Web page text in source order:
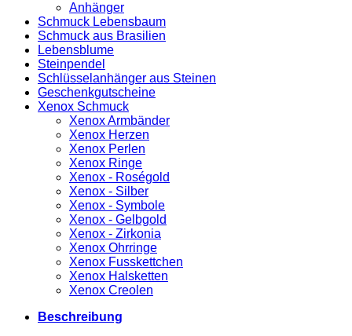
Anhänger
Schmuck Lebensbaum
Schmuck aus Brasilien
Lebensblume
Steinpendel
Schlüsselanhänger aus Steinen
Geschenkgutscheine
Xenox Schmuck
Xenox Armbänder
Xenox Herzen
Xenox Perlen
Xenox Ringe
Xenox - Roségold
Xenox - Silber
Xenox - Symbole
Xenox - Gelbgold
Xenox - Zirkonia
Xenox Ohrringe
Xenox Fusskettchen
Xenox Halsketten
Xenox Creolen
Beschreibung